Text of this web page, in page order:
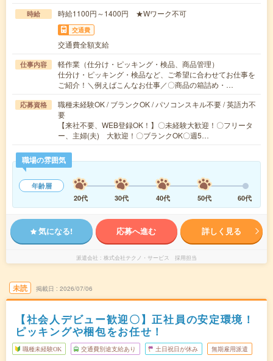
時給 時給1100円～1400円 ★Wワーク不可
交通費
交通費全額支給
仕事内容
軽作業（仕分け・ピッキング・検品、商品管理）
仕分け・ピッキング・検品など、ご希望に合わせてお仕事を
ご紹介！＼例えばこんなお仕事／〇商品の箱詰め・…
応募資格
職種未経験OK / ブランクOK / パソコンスキル不要 / 英語力不
要
【来社不要、WEB登録OK！】〇未経験大歓迎！〇フリータ
ー、主婦(夫) 大歓迎！〇ブランクOK〇週5…
職場の雰囲気
年齢層
20代
30代 40代 50代 60代
気になる! 応募へ進む 詳しく見る
派遣会社 株式会社テクノ・サービス 採用担当
未読 掲載日 2026/07/06
【社会人デビュー歓迎〇】正社員の安定環境！
ピッキングや梱包をお任せ！
職種未経験OK 交通費別途支給あり 土日祝日が休み 無期雇用派遣